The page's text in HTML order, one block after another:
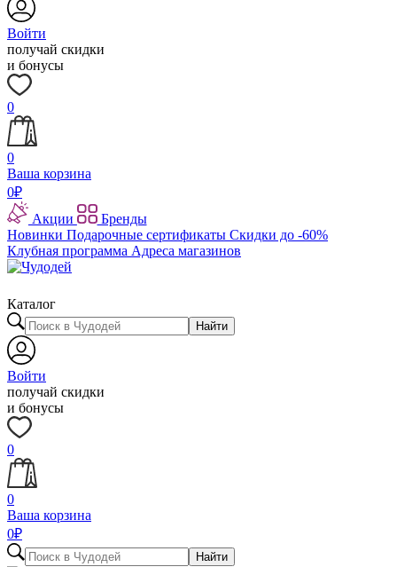
Войти
получай скидки
и бонусы
0
0
Ваша корзина
0₽
Акции
Бренды
Новинки Подарочные сертификаты Скидки до -60%
Клубная программа Адреса магазинов
Каталог
Найти
Войти
получай скидки
и бонусы
0
0
Ваша корзина
0₽
Найти